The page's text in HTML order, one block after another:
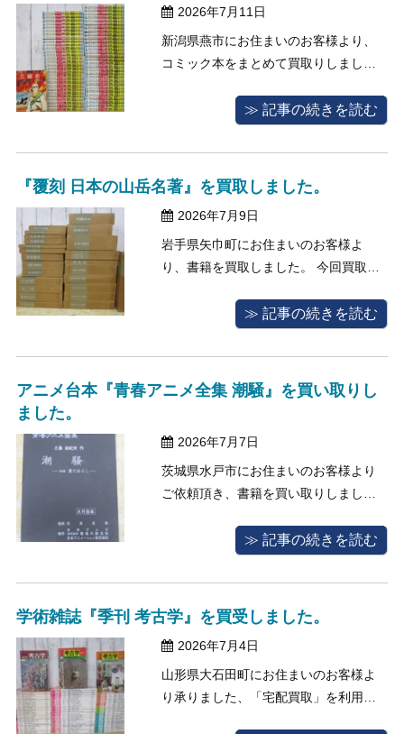
査定 ...
2026年7月11日
新潟県燕市にお住まいのお客様より、
コミック本をまとめて買取りしまし
ましたお客様はとても漫画がお好きな
コレクションの一部を譲りたいと、当
店へお問い合わせくださいました。 送
って頂いた漫画本は、全ての作品が全
巻しっ ...
≫ 記事の続きを読む
『覆刻 日本の山岳名著』を買取しました。
2026年7月9日
岩手県矢巾町にお住まいのお客様よ
り、書籍を買取しました。 今回買取査
は、ご自宅の模様替えで新しく購入し
棚を減らすことを決断して当店へお問
い合わせをくださいました。 長年大事
にしてきた蔵書の中から、読まなくな
≫ 記事の続きを読む
アニメ台本『青春アニメ全集 潮騒』を買い取りし
ました。
2026年7月7日
茨城県水戸市にお住まいのお客様より
ご依頼頂き、書籍を買い取りしまし
されていたアニメ関連資料の整理をさ
つけてご連絡をくださいました。 「専
門的な品なので買い取ってもらえるか
不安」とお問い合わせのメールには書
かれて ...
≫ 記事の続きを読む
学術雑誌『季刊 考古学』を買受しました。
2026年7月4日
山形県大石田町にお住まいのお客様よ
り承りました、「宅配買取」を利用し